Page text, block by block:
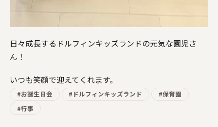
日々成長するドルフィンキッズランドの元気な園児さ
ん！
いつも笑顔で迎えてくれます。
#お誕生日会 #ドルフィンキッズランド
#保育園
#行事